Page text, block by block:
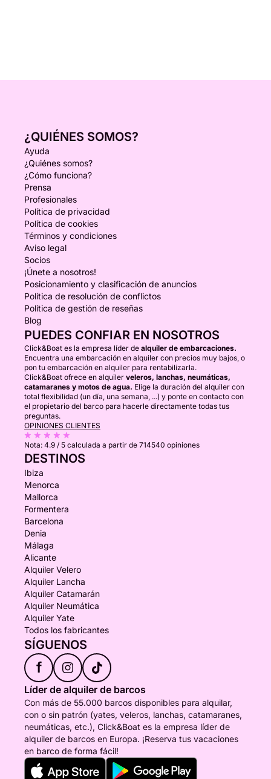
¿QUIÉNES SOMOS?
Ayuda
¿Quiénes somos?
¿Cómo funciona?
Prensa
Profesionales
Política de privacidad
Política de cookies
Términos y condiciones
Aviso legal
Socios
¡Únete a nosotros!
Posicionamiento y clasificación de anuncios
Política de resolución de conflictos
Política de gestión de reseñas
Blog
PUEDES CONFIAR EN NOSOTROS
Click&Boat es la empresa líder de alquiler de embarcaciones.
Encuentra una embarcación en alquiler con precios muy bajos, o
pon tu embarcación en alquiler para rentabilizarla.
Click&Boat ofrece en alquiler veleros, lanchas, neumáticas,
catamaranes y motos de agua. Elige la duración del alquiler con
total flexibilidad (un día, una semana, ...) y ponte en contacto con
el propietario del barco para hacerle directamente todas tus
preguntas.
OPINIONES CLIENTES
Nota: 4.9 / 5 calculada a partir de 714540 opiniones
DESTINOS
Ibiza
Menorca
Mallorca
Formentera
Barcelona
Denia
Málaga
Alicante
Alquiler Velero
Alquiler Lancha
Alquiler Catamarán
Alquiler Neumática
Alquiler Yate
Todos los fabricantes
SÍGUENOS
f
Líder de alquiler de barcos
Con más de 55.000 barcos disponibles para alquilar,
con o sin patrón (yates, veleros, lanchas, catamaranes,
neumáticas, etc.), Click&Boat es la empresa líder de
alquiler de barcos en Europa. ¡Reserva tus vacaciones
en barco de forma fácil!